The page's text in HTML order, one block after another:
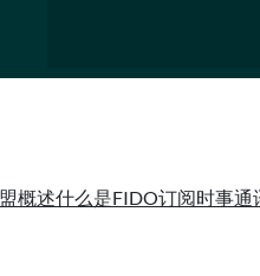
概述什么是FIDO订阅时事通